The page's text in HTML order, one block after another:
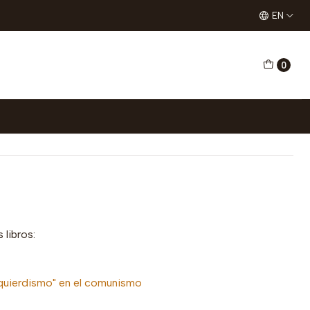
0
EN
Rojo
libros:
en el comunismo